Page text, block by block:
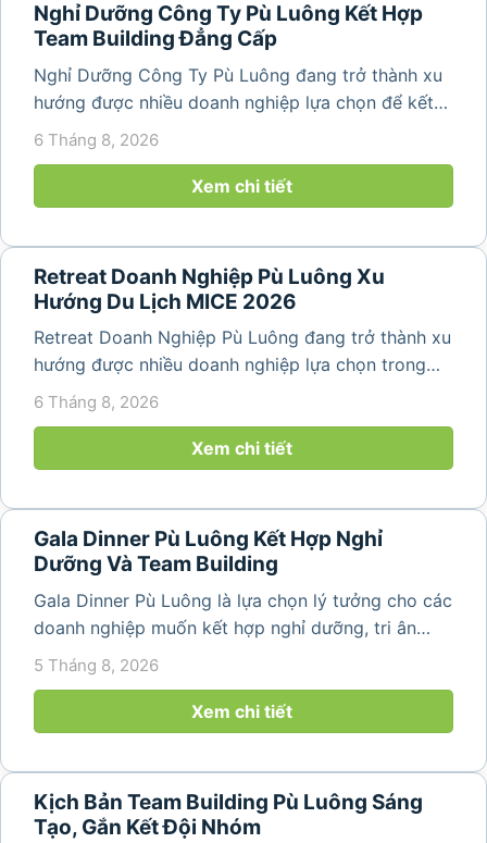
Nghỉ Dưỡng Công Ty Pù Luông Kết Hợp
Team Building Đẳng Cấp
Nghỉ Dưỡng Công Ty Pù Luông đang trở thành xu
hướng được nhiều doanh nghiệp lựa chọn để kết
hợp giữa nghỉ ngơi, tái tạo năng lượng và xây
dựng tinh thần đồng đội. Thay vì những chuyến du
lịch đơn thuần, nhiều công ty...
6 Tháng 8, 2026
Xem chi tiết
Retreat Doanh Nghiệp Pù Luông Xu
Hướng Du Lịch MICE 2026
Retreat Doanh Nghiệp Pù Luông đang trở thành xu
hướng được nhiều doanh nghiệp lựa chọn trong
năm 2026 khi nhu cầu kết hợp nghỉ dưỡng, hội
mang đến khoảng thời gian thư giãn...
6 Tháng 8, 2026
Xem chi tiết
Gala Dinner Pù Luông Kết Hợp Nghỉ
Dưỡng Và Team Building
Gala Dinner Pù Luông là lựa chọn lý tưởng cho các
doanh nghiệp muốn kết hợp nghỉ dưỡng, tri ân
nhân viên và xây dựng tinh thần đồng đội trong
không gian thiên nhiên yên bình. Với khung cảnh
núi rừng hùng vĩ, không khí...
5 Tháng 8, 2026
Xem chi tiết
Kịch Bản Team Building Pù Luông Sáng
Tạo, Gắn Kết Đội Nhóm